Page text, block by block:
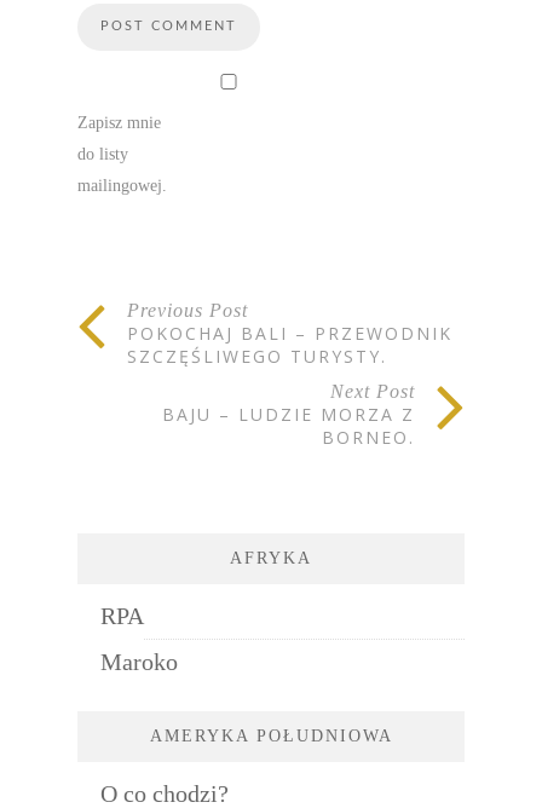
Zapisz mnie
do listy
mailingowej.
Previous Post
POKOCHAJ BALI – PRZEWODNIK
SZCZĘŚLIWEGO TURYSTY.
Next Post
BAJU – LUDZIE MORZA Z
BORNEO.
AFRYKA
RPA
Maroko
AMERYKA POŁUDNIOWA
O co chodzi?